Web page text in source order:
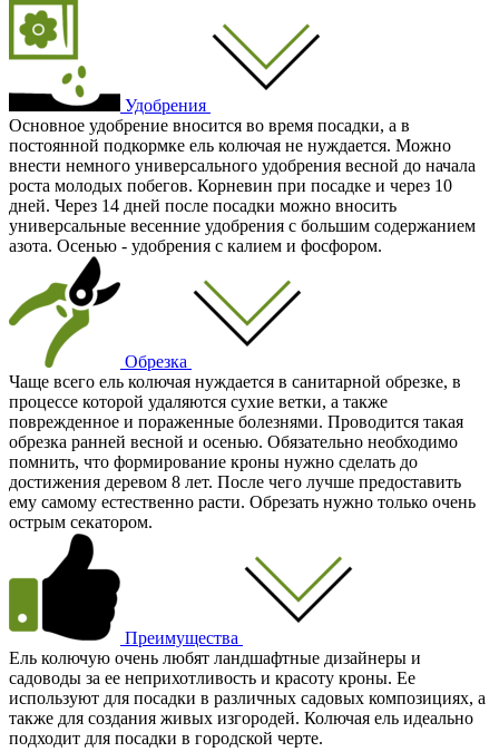
Удобрения
Основное удобрение вносится во время посадки, а в
постоянной подкормке ель колючая не нуждается. Можно
внести немного универсального удобрения весной до начала
роста молодых побегов. Корневин при посадке и через 10
дней. Через 14 дней после посадки можно вносить
универсальные весенние удобрения с большим содержанием
азота. Осенью - удобрения с калием и фосфором.
Обрезка
Чаще всего ель колючая нуждается в санитарной обрезке, в
процессе которой удаляются сухие ветки, а также
поврежденное и пораженные болезнями. Проводится такая
обрезка ранней весной и осенью. Обязательно необходимо
помнить, что формирование кроны нужно сделать до
достижения деревом 8 лет. После чего лучше предоставить
ему самому естественно расти. Обрезать нужно только очень
острым секатором.
Преимущества
Ель колючую очень любят ландшафтные дизайнеры и
садоводы за ее неприхотливость и красоту кроны. Ее
используют для посадки в различных садовых композициях, а
также для создания живых изгородей. Колючая ель идеально
подходит для посадки в городской черте.